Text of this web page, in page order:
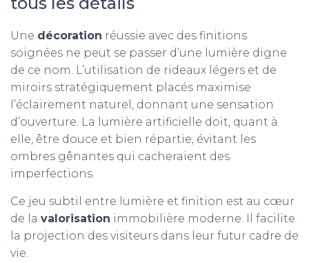
Une décoration réussie avec des finitions
soignées ne peut se passer d’une lumière digne
de ce nom. L’utilisation de rideaux légers et de
miroirs stratégiquement placés maximise
l’éclairement naturel, donnant une sensation
d’ouverture. La lumière artificielle doit, quant à
elle, être douce et bien répartie, évitant les
ombres gênantes qui cacheraient des
imperfections.
Ce jeu subtil entre lumière et finition est au cœur
de la valorisation immobilière moderne. Il facilite
la projection des visiteurs dans leur futur cadre de
vie.